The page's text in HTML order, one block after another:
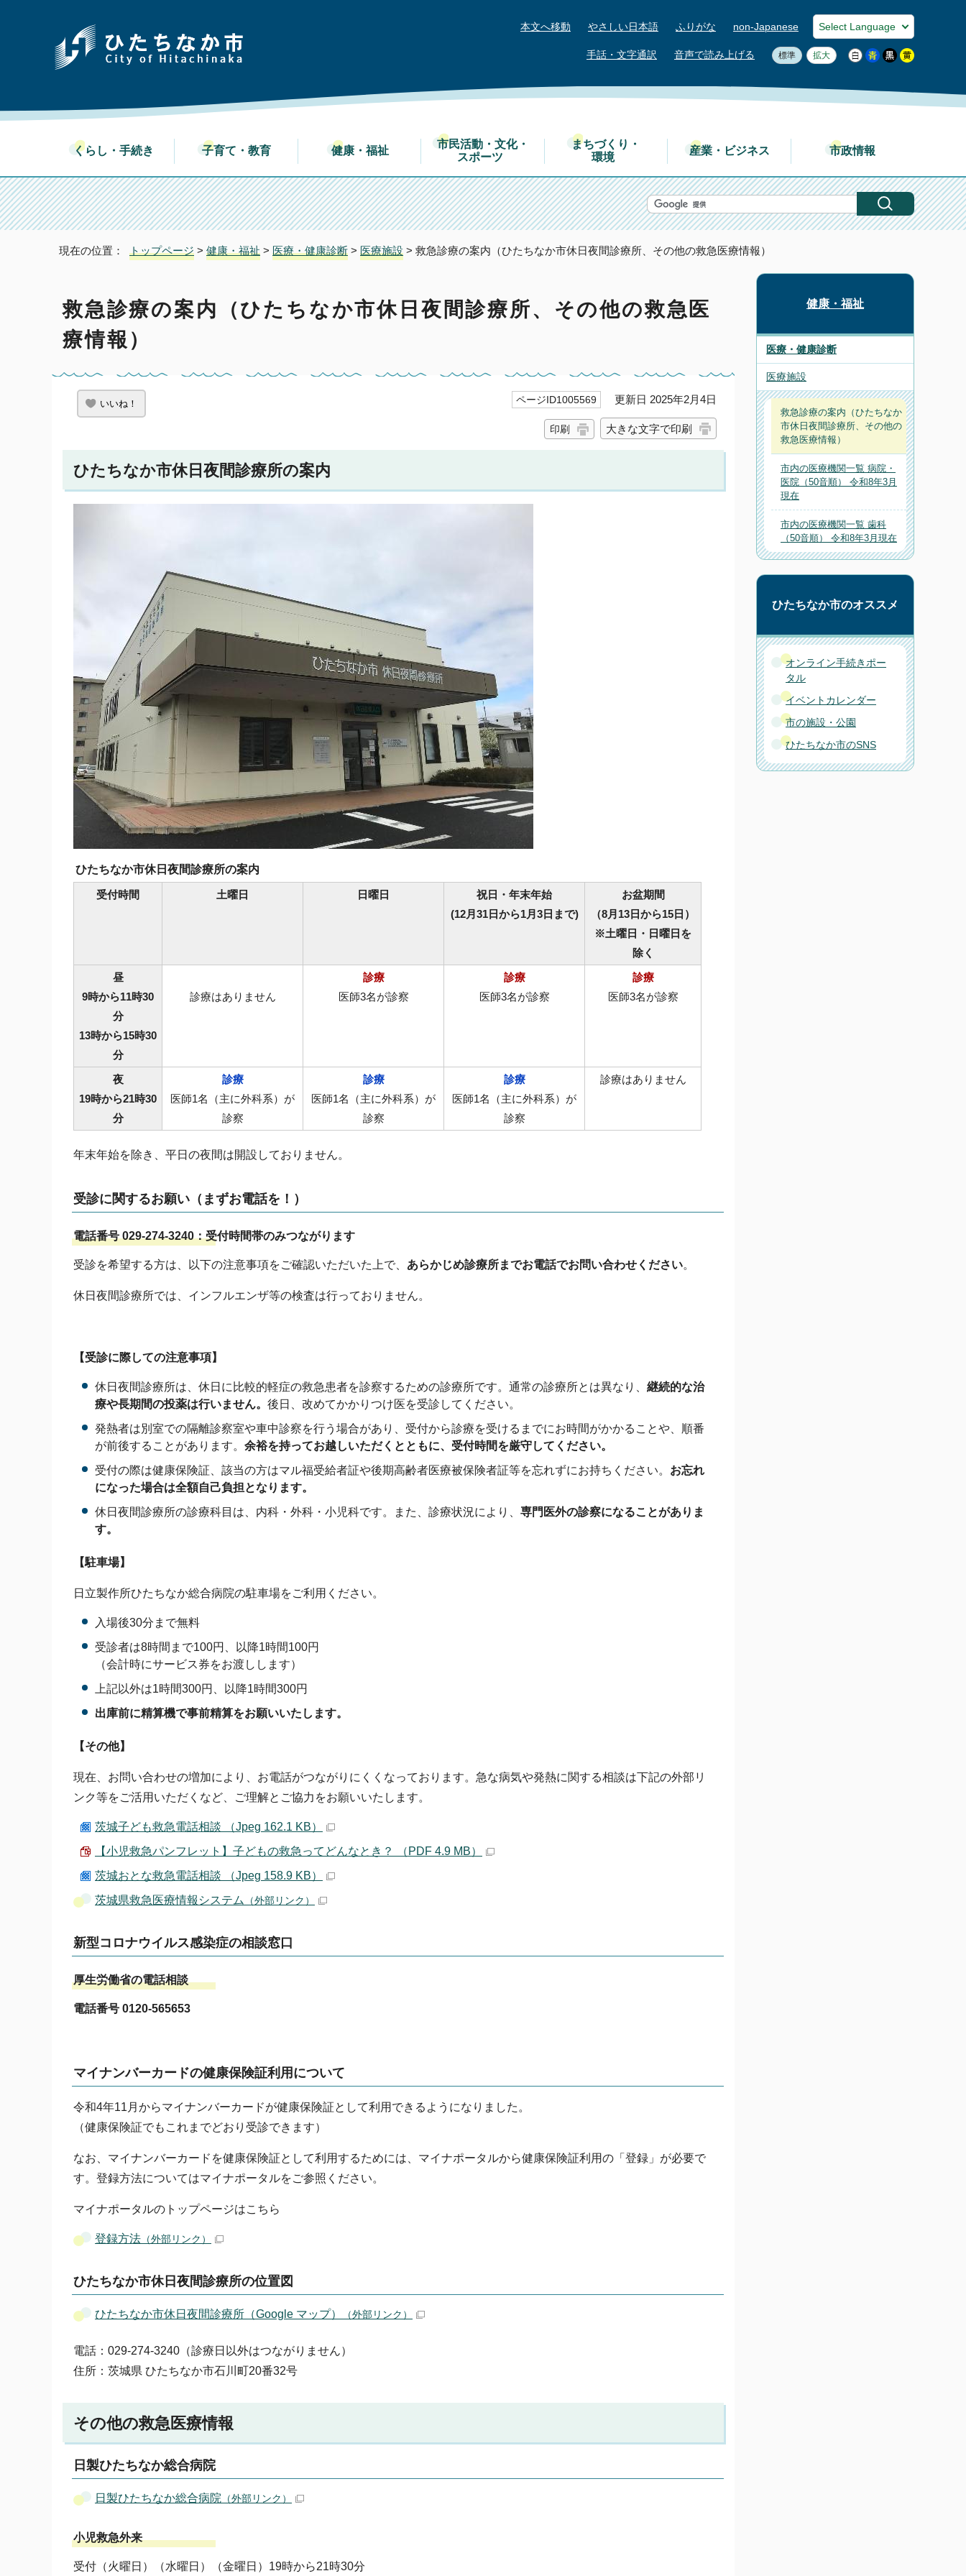
本文へ移動 やさしい日本語 ふりがな non-Japanese
手話・文字通訳 音声で読み上げる 標準 拡大
くらし・手続き 子育て・教育 健康・福祉
市民活動・文化・
スポーツ
まちづくり・
環境
産業・ビジネス 市政情報
現在の位置： トップページ > 健康・福祉 > 医療・健康診断 > 医療施設 > 救急診療の案内（ひたちなか市休日夜間診療所、その他の救急医療情報）
救急診療の案内（ひたちなか市休日夜間診療所、その他の救急医
療情報）
いいね！ ページID1005569 更新日 2025年2月4日
印刷 大きな文字で印刷
ひたちなか市休日夜間診療所の案内
ひたちなか市休日夜間診療所の案内
受付時間 土曜日 日曜日
祝日・年末年始
(12月31日から1月3日まで)
お盆期間
（8月13日から15日）
※土曜日・日曜日を
除く
昼
9時から11時30
分
13時から15時30
分
診療はありません
診療
医師3名が診察
診療
医師3名が診察
診療
医師3名が診察
夜
19時から21時30
分
診療
医師1名（主に外科系）が
診察
診療
医師1名（主に外科系）が
診察
診療
医師1名（主に外科系）が
診察
診療はありません
年末年始を除き、平日の夜間は開設しておりません。
受診に関するお願い（まずお電話を！）
電話番号 029-274-3240：受付時間帯のみつながります
受診を希望する方は、以下の注意事項をご確認いただいた上で、 あらかじめ診療所までお電話でお問い合わせください。
休日夜間診療所では、インフルエンザ等の検査は行っておりません。
【受診に際しての注意事項】
休日夜間診療所は、休日に比較的軽症の救急患者を診察するための診療所です。通常の診療所とは異なり、 継続的な治
療や長期間の投薬は行いません。 後日、改めてかかりつけ医を受診してください。
発熱者は別室での隔離診察室や車中診察を行う場合があり、受付から診療を受けるまでにお時間がかかることや、順番
が前後することがあります。 余裕を持ってお越しいただくとともに、受付時間を厳守してください。
受付の際は健康保険証、該当の方はマル福受給者証や後期高齢者医療被保険者証等を忘れずにお持ちください。 お忘れ
になった場合は全額自己負担となります。
休日夜間診療所の診療科目は、内科・外科・小児科です。また、診療状況により、 専門医外の診察になることがありま
す。
【駐車場】
日立製作所ひたちなか総合病院の駐車場をご利用ください。
入場後30分まで無料
受診者は8時間まで100円、以降1時間100円
（会計時にサービス券をお渡しします）
上記以外は1時間300円、以降1時間300円
出庫前に精算機で事前精算をお願いいたします。
【その他】
現在、お問い合わせの増加により、お電話がつながりにくくなっております。急な病気や発熱に関する相談は下記の外部リ
ンク等をご活用いただくなど、ご理解とご協力をお願いいたします。
茨城子ども救急電話相談 （Jpeg 162.1 KB）
【小児救急パンフレット】子どもの救急ってどんなとき？ （PDF 4.9 MB）
茨城おとな救急電話相談 （Jpeg 158.9 KB）
茨城県救急医療情報システム
（外部リンク）
新型コロナウイルス感染症の相談窓口
厚生労働省の電話相談
電話番号 0120-565653
マイナンバーカードの健康保険証利用について
令和4年11月からマイナンバーカードが健康保険証として利用できるようになりました。
（健康保険証でもこれまでどおり受診できます）
なお、マイナンバーカードを健康保険証として利用するためには、マイナポータルから健康保険証利用の「登録」が必要で
す。登録方法についてはマイナポータルをご参照ください。
マイナポータルのトップページはこちら
登録方法 （外部リンク）
ひたちなか市休日夜間診療所の位置図
ひたちなか市休日夜間診療所（Google マップ） （外部リンク）
電話：029-274-3240（診療日以外はつながりません）
住所：茨城県 ひたちなか市石川町20番32号
その他の救急医療情報
日製ひたちなか総合病院
日製ひたちなか総合病院 （外部リンク）
小児救急外来
受付（火曜日）（水曜日）（金曜日）19時から21時30分
健康・福祉
医療・健康診断
医療施設
救急診療の案内（ひたちなか
市休日夜間診療所、その他の
救急医療情報）
市内の医療機関一覧 病院・
医院（50音順） 令和8年3月
現在
市内の医療機関一覧 歯科
（50音順） 令和8年3月現在
ひたちなか市のオススメ
オンライン手続きポー
タル
イベントカレンダー
市の施設・公園
ひたちなか市のSNS